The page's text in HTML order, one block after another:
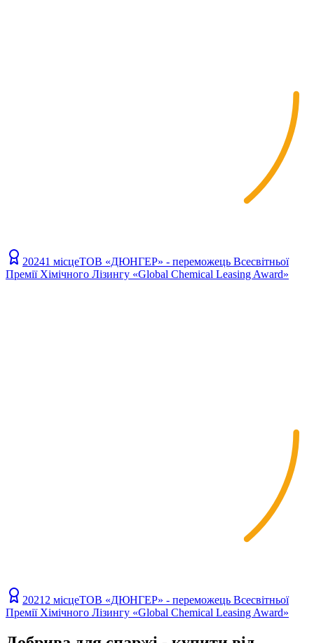
20241 місцеТОВ «ДЮНГЕР» - переможець Всесвітньої
Премії Хімічного Лізингу «Global Chemical Leasing Award»
2021 2 місцеТОВ «ДЮНГЕР» - переможець Всесвітньої
Премії Хімічного Лізингу «Global Chemical Leasing Award»